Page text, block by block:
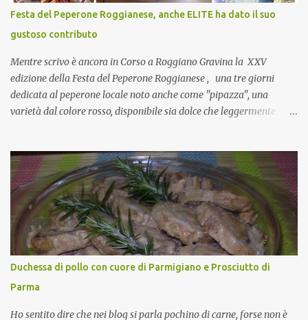
CoCo : è naturale il cibo, come sappiamo bene, funziona spesso da
collante e anche nel lavoro riesce a creare spesso l’ambiente
favorevole per molte belle opportunità, non trovi? Cuocapercaso :
Si, concordo! …addirittura si dice...
Festa del Peperone Roggianese, anche ELITE ha dato il suo
gustoso contributo
Mentre scrivo è ancora in Corso a Roggiano Gravina la XXV
edizione della Festa del Peperone Roggianese , una tre giorni
dedicata al peperone locale noto anche come "pipazza", una
varietà dal colore rosso, disponibile sia dolce che leggermente
(Pat) della Calabria. Un ingrediente versatile in cucina, utilizzato
fresco o essiccato in ricette della tradizione o in piatti innovativi.
Durante la prima serata dell'evento abbiamo avuto prova della
versatilità di questo ingrediente durante il "2° Concorso
Gastronomico di piatti a base di peperone Roggianese" ideato da
Gina Santagata , presidente dell'associazione Mongolfiera, che ha
visto coinvolte tante associazioni attive sul territorio che hanno
voluto partecipare presentando un loro piatto a base di peperone.
Da giurata del concorso insieme agli chef Francesco Luci e ...
Duchessa di pollo con cuore di Parmigiano e Prosciutto di
Parma
Ho sentito dire che nei blog si parla pochino di carne, forse non è